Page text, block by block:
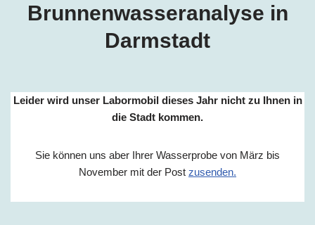
Brunnenwasseranalyse in
Darmstadt
Leider wird unser Labormobil dieses Jahr nicht zu Ihnen in
die Stadt kommen.
Sie können uns aber Ihrer Wasserprobe von März bis
November mit der Post zusenden.